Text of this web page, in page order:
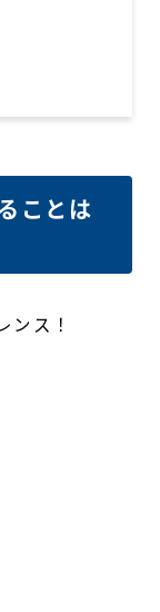
ことは
ンス！